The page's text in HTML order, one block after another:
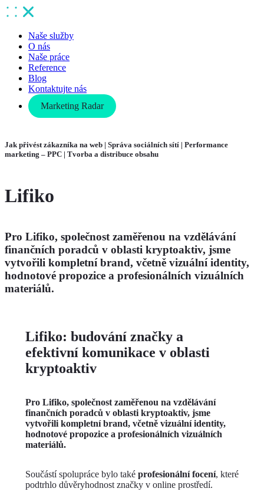
Naše služby
O nás
Naše práce
Reference
Blog
Kontaktujte nás
Marketing Radar
Jak přivést zákazníka na web | Správa sociálních sítí | Performance
marketing – PPC | Tvorba a distribuce obsahu
Lifiko
Pro Lifiko, společnost zaměřenou na vzdělávání
finančních poradců v oblasti kryptoaktiv, jsme
vytvořili kompletní brand, včetně vizuální identity,
hodnotové propozice a profesionálních vizuálních
materiálů.
Lifiko: budování značky a
efektivní komunikace v oblasti
kryptoaktiv
Pro Lifiko, společnost zaměřenou na vzdělávání
finančních poradců v oblasti kryptoaktiv, jsme
vytvořilikompletní brand, včetně vizuální identity,
hodnotové propozice a profesionálních vizuálních
materiálů.
Součástí spolupráce bylo také profesionální focení, které
podtrhlo důvěryhodnost značky v online prostředí.